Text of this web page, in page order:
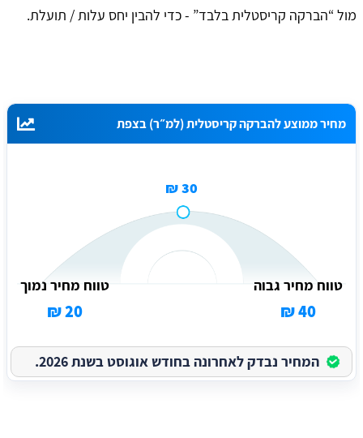
מול “הברקה קריסטלית בלבד” - כדי להבין יחס עלות / תועלת.
מחיר ממוצע להברקה קריסטלית (למ״ר) בצפת
30 ₪
טווח מחיר גבוה
40 ₪
טווח מחיר נמוך
20 ₪
המחיר נבדק לאחרונה בחודש אוגוסט בשנת 2026.